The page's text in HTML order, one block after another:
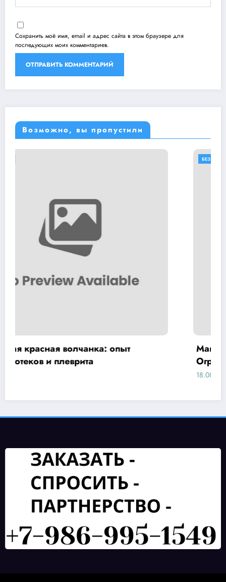
Сохранить моё имя, email и адрес сайта в этом браузере для
последующих моих комментариев.
Возможно, вы пропустили
Магний Водорода: Противопоказания и
Ограничения